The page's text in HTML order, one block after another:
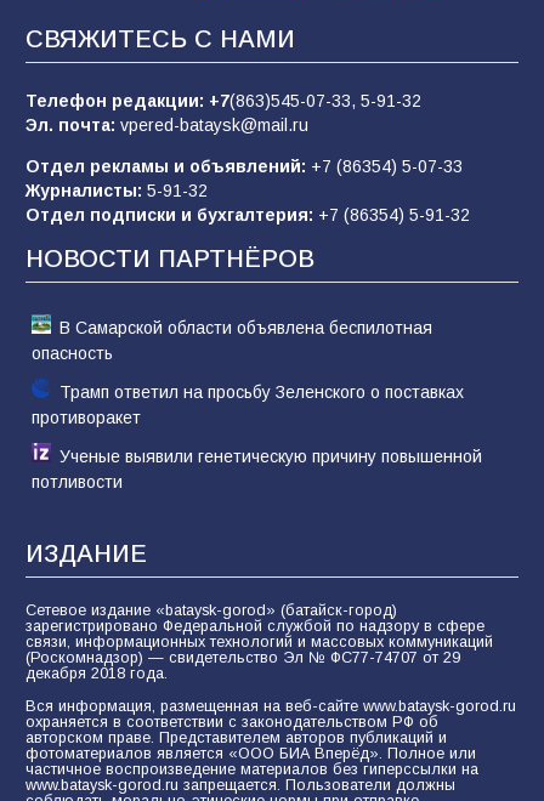
пропагандистский вброс
«Слухами Москву не возьмёшь»: почему
заявления Киева о мобилизации — это
отчаяние, а не разведка
81 02.08.2026
СВЯЖИТЕСЬ С НАМИ
Телефон редакции: +7(863)545-07-33, 5-91-32
Эл. почта: vpered-bataysk@mail.ru
Отдел рекламы и объявлений: +7 (86354) 5-07-33
Журналисты: 5-91-32
Отдел подписки и бухгалтерия: +7 (86354) 5-91-32
НОВОСТИ ПАРТНЁРОВ
В Самарской области объявлена беспилотная
опасность
Трамп ответил на просьбу Зеленского о поставках
противоракет
Ученые выявили генетическую причину повышенной
потливости
ИЗДАНИЕ
Сетевое издание «bataysk-gorod» (батайск-город)
зарегистрировано Федеральной службой по надзору в сфере
связи, информационных технологий и массовых коммуникаций
(Роскомнадзор) — свидетельство Эл № ФС77-74707 от 29
декабря 2018 года.
Вся информация, размещенная на веб-сайте www.bataysk-gorod.ru
охраняется в соответствии с законодательством РФ об
авторском праве. Представителем авторов публикаций и
фотоматериалов является «ООО БИА Вперёд». Полное или
частичное воспроизведение материалов без гиперссылки на
www.bataysk-gorod.ru запрещается. Пользователи должны